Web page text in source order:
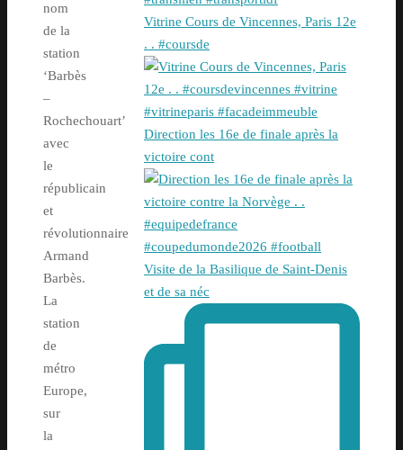
nom
de la
station
‘Barbès
–
Rochechouart’
avec
le
républicain
et
révolutionnaire
Armand
Barbès.
La
station
de
métro
Europe,
sur
la
Vitrine Cours de Vincennes, Paris 12e
. . #coursde
Direction les 16e de finale après la
victoire cont
Visite de la Basilique de Saint-Denis
et de sa néc